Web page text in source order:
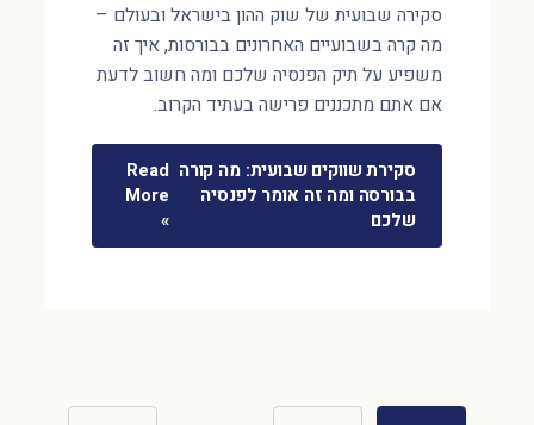
סקירה שבועית של שוק ההון בישראל ובעולם –
מה קרה בשבועיים האחרונים בבורסות, איך זה
משפיע על תיק הפנסיה שלכם ומה חשוב לדעת
אם אתם מתכננים פרישה בעתיד הקרוב.
סקירת שווקים שבועית: מה קורה
בבורסה ומה זה אומר לפנסיה
שלכם
Read
More
»